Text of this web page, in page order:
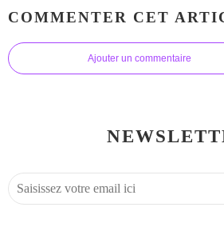
COMMENTER CET
Ajouter un commentaire